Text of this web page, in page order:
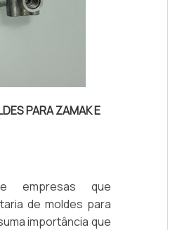
PARA ZAMAK E
empresas que
de moldes para
importância que